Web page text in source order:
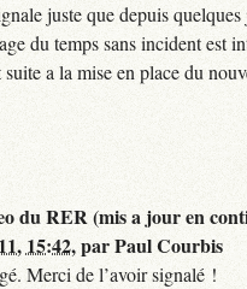
juste que depuis
du temps sans incident est
a la mise en place du
du RER (mis a jour en
15:42,parPaul Courbis
Merci de l’avoir signalé !